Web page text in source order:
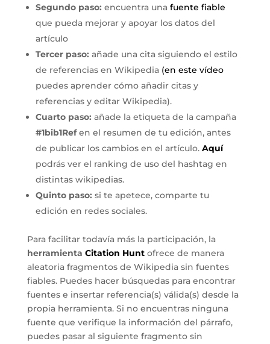
Segundo paso: encuentra una fuente fiable
que pueda mejorar y apoyar los datos del
artículo
Tercer paso: añade una cita siguiendo el estilo
de referencias en Wikipedia (en este vídeo
puedes aprender cómo añadir citas y
referencias y editar Wikipedia).
Cuarto paso: añade la etiqueta de la campaña
#1bib1Refen el resumen de tu edición, antes
de publicar los cambios en el artículo. Aquí
podrás ver el ranking de uso del hashtag en
distintas wikipedias.
Quinto paso: si te apetece, comparte tu
edición en redes sociales.
Para facilitar todavía más la participación, la
herramienta Citation Huntofrece de manera
aleatoria fragmentos de Wikipedia sin fuentes
fiables. Puedes hacer búsquedas para encontrar
fuentes e insertar referencia(s) válida(s) desde la
propia herramienta. Si no encuentras ninguna
fuente que verifique la información del párrafo,
puedes pasar al siguiente fragmento sin